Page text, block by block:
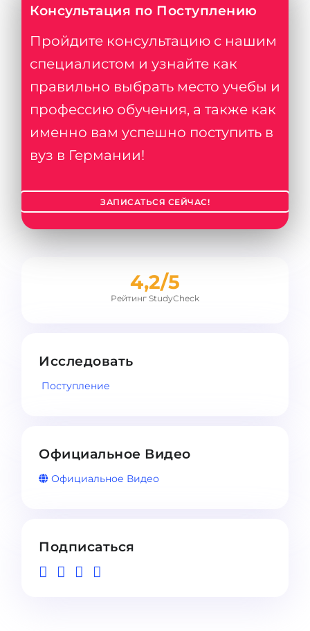
Консультация по Поступлению
Пройдите консультацию с нашим
специалистом и узнайте как
правильно выбрать место учебы и
профессию обучения, а также как
именно вам успешно поступить в
вуз в Германии!
ЗАПИСАТЬСЯ СЕЙЧАС!
4,2/5
Рейтинг StudyCheck
Исследовать
Поступление
Официальное Видео
Официальное Видео
Подписаться